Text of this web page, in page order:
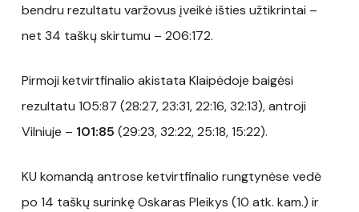
bendru rezultatu varžovus įveikė išties užtikrintai –
net 34 taškų skirtumu – 206:172.
Pirmoji ketvirtfinalio akistata Klaipėdoje baigėsi
rezultatu 105:87 (28:27, 23:31, 22:16, 32:13), antroji
Vilniuje – 101:85 (29:23, 32:22, 25:18, 15:22).
KU komandą antrose ketvirtfinalio rungtynėse vedė
po 14 taškų surinkę Oskaras Pleikys (10 atk. kam.) ir